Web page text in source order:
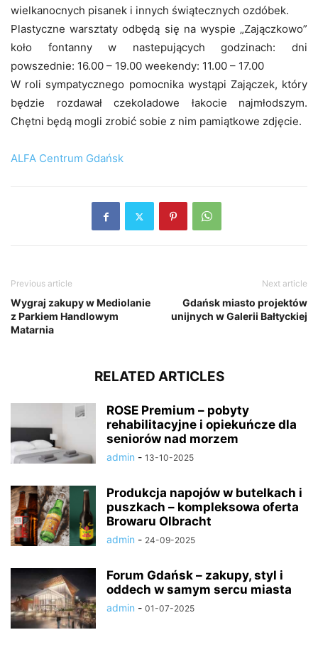
wielkanocnych pisanek i innych świątecznych ozdóbek.
Plastyczne warsztaty odbędą się na wyspie „Zajączkowo”
koło fontanny w nastepujących godzinach: dni
powszednie: 16.00 – 19.00 weekendy: 11.00 – 17.00
W roli sympatycznego pomocnika wystąpi Zajączek, który
będzie rozdawał czekoladowe łakocie najmłodszym.
Chętni będą mogli zrobić sobie z nim pamiątkowe zdjęcie.
ALFA Centrum Gdańsk
Previous article
Wygraj zakupy w Mediolanie
z Parkiem Handlowym
Matarnia
Next article
Gdańsk miasto projektów
unijnych w Galerii Bałtyckiej
RELATED ARTICLES
ROSE Premium – pobyty
rehabilitacyjne i opiekuńcze dla
seniorów nad morzem
admin - 13-10-2025
Produkcja napojów w butelkach i
puszkach – kompleksowa oferta
Browaru Olbracht
admin - 24-09-2025
Forum Gdańsk – zakupy, styl i
oddech w samym sercu miasta
admin - 01-07-2025